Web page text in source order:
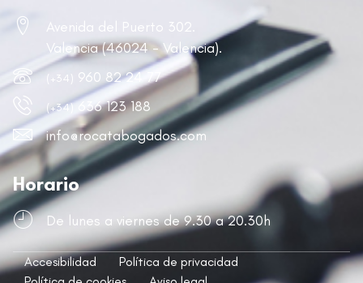
Avenida del Puerto 302.
Valencia (46024 - Valencia).
(+34) 960 82 24 77
(+34)636 123 188
info@rocatabogados.com
Horario
De lunes a viernes de 9.30 a 20.30h
Accesibilidad
Política de privacidad